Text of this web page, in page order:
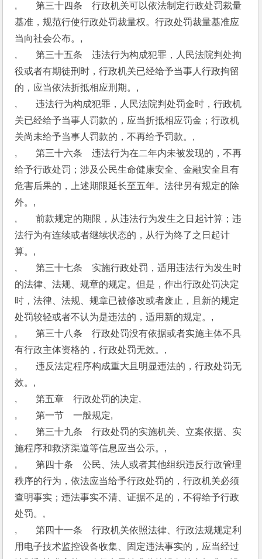
,　　第三十四条　行政机关可以依法制定行政处罚裁量
基准，规范行使行政处罚裁量权。行政处罚裁量基准应
当向社会公布。,
,　　第三十五条　违法行为构成犯罪，人民法院判处拘
役或者有期徒刑时，行政机关已经给予当事人行政拘留
的，应当依法折抵相应刑期。,
,　　违法行为构成犯罪，人民法院判处罚金时，行政机
关已经给予当事人罚款的，应当折抵相应罚金；行政机
关尚未给予当事人罚款的，不再给予罚款。,
,　　第三十六条　违法行为在二年内未被发现的，不再
给予行政处罚；涉及公民生命健康安全、金融安全且有
危害后果的，上述期限延长至五年。法律另有规定的除
外。,
,　　前款规定的期限，从违法行为发生之日起计算；违
法行为有连续或者继续状态的，从行为终了之日起计
算。,
,　　第三十七条　实施行政处罚，适用违法行为发生时
的法律、法规、规章的规定。但是，作出行政处罚决定
时，法律、法规、规章已被修改或者废止，且新的规定
处罚较轻或者不认为是违法的，适用新的规定。,
,　　第三十八条　行政处罚没有依据或者实施主体不具
有行政主体资格的，行政处罚无效。,
,　　违反法定程序构成重大且明显违法的，行政处罚无
效。,
,　　第五章　行政处罚的决定,
,　　第一节　一般规定,
,　　第三十九条　行政处罚的实施机关、立案依据、实
施程序和救济渠道等信息应当公示。,
,　　第四十条　公民、法人或者其他组织违反行政管理
秩序的行为，依法应当给予行政处罚的，行政机关必须
查明事实；违法事实不清、证据不足的，不得给予行政
处罚。,
,　　第四十一条　行政机关依照法律、行政法规规定利
用电子技术监控设备收集、固定违法事实的，应当经过